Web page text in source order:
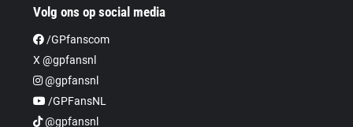
Volg ons op social media
/GPfanscom
X @gpfansnl
@gpfansnl
/GPFansNL
@gpfansnl